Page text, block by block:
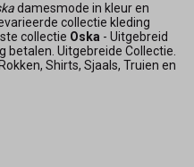
damesmode in kleur en
collectie kleding
collectie Oska - Uitgebreid
betalen. Uitgebreide Collectie.
Shirts, Sjaals, Truien en